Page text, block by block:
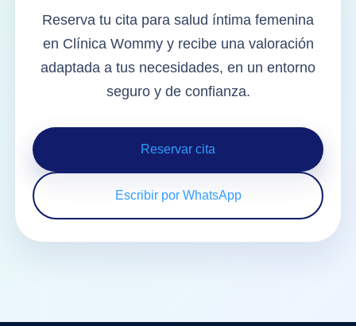
Reserva tu cita para salud íntima femenina
en Clínica Wommy y recibe una valoración
adaptada a tus necesidades, en un entorno
seguro y de confianza.
Reservar cita
Escribir por WhatsApp